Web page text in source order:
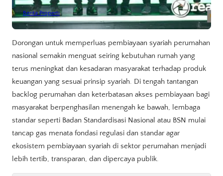
Berita Properti
Dorongan untuk memperluas pembiayaan syariah perumahan
nasional semakin menguat seiring kebutuhan rumah yang
terus meningkat dan kesadaran masyarakat terhadap produk
keuangan yang sesuai prinsip syariah. Di tengah tantangan
backlog perumahan dan keterbatasan akses pembiayaan bagi
masyarakat berpenghasilan menengah ke bawah, lembaga
standar seperti Badan Standardisasi Nasional atau BSN mulai
tancap gas menata fondasi regulasi dan standar agar
ekosistem pembiayaan syariah di sektor perumahan menjadi
lebih tertib, transparan, dan dipercaya publik.